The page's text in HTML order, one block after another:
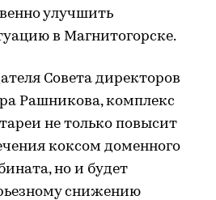
улучшить
в Магнитогорске.
Совета директоров
Рашникова, комплекс
не только повысит
коксом доменного
но и будет
снижению